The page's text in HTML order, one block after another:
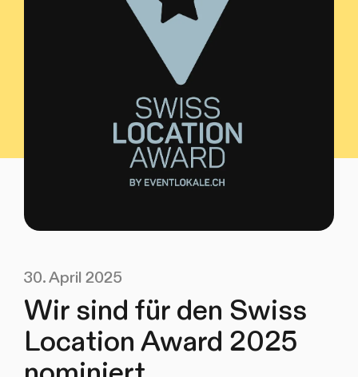
30. April 2025
Wir sind für den Swiss
Location Award 2025